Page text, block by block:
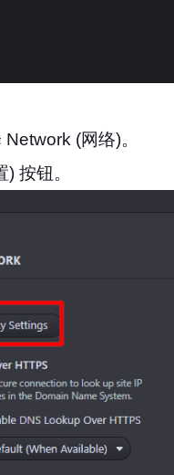
(网络)。
按钮。